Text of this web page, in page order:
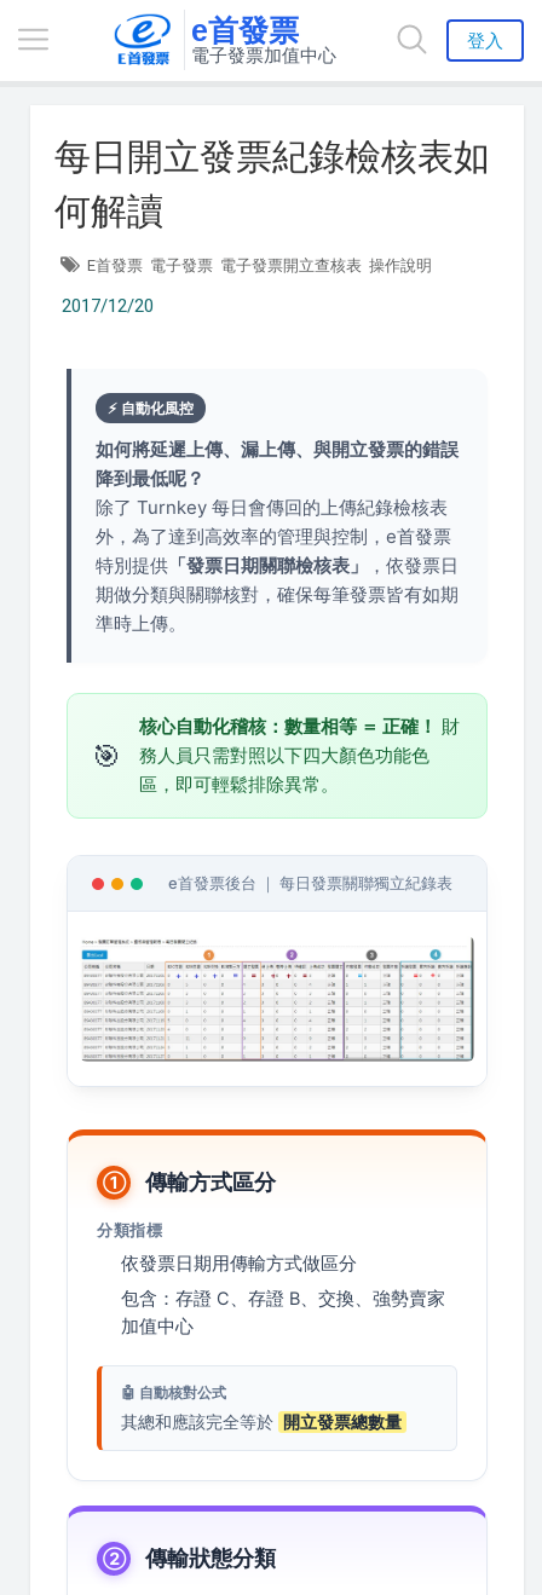
e首發票
電子發票加值中心
登入
每日開立發票紀錄檢核表如
何解讀
E首發票 電子發票 電子發票開立查核表 操作說明
2017/12/20
⚡ 自動化風控
如何將延遲上傳、漏上傳、與開立發票的錯誤
降到最低呢？
除了 Turnkey 每日會傳回的上傳紀錄檢核表
外，為了達到高效率的管理與控制，e首發票
特別提供 「發票日期關聯檢核表」
，依發票日
期做分類與關聯核對，確保每筆發票皆有如期
準時上傳。
🎯
核心自動化稽核：數量相等 ＝ 正確！ 財
務人員只需對照以下四大顏色功能色
區，即可輕鬆排除異常。
e首發票後台 ｜ 每日發票關聯獨立紀錄表
① 傳輸方式區分
分類指標
依發票日期用傳輸方式做區分
包含：存證 C、存證 B、交換、強勢賣家
加值中心
🤖 自動核對公式
其總和應該完全等於 開立發票總數量
② 傳輸狀態分類